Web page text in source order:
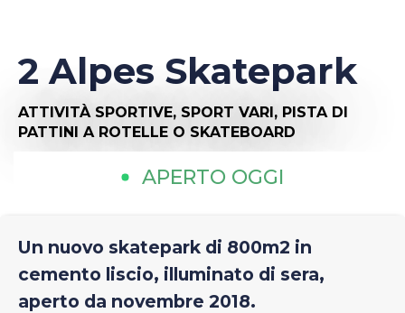
2 Alpes Skatepark
ATTIVITÀ SPORTIVE, SPORT VARI, PISTA DI
PATTINI A ROTELLE O SKATEBOARD
APERTO OGGI
Un nuovo skatepark di 800m2 in
cemento liscio, illuminato di sera,
aperto da novembre 2018.